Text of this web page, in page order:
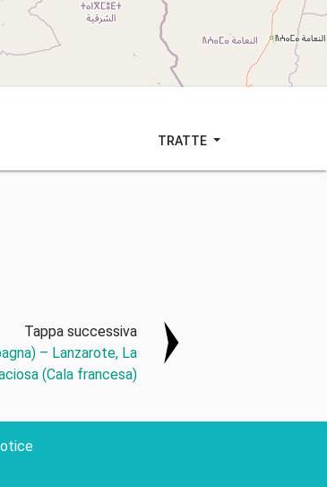
TRATTE
Tappa successiva
– Lanzarote, La
(Cala francesa)